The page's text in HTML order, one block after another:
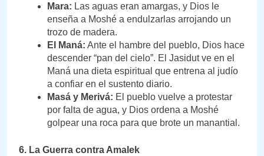
Mara: Las aguas eran amargas, y Dios le
enseña a Moshé a endulzarlas arrojando un
trozo de madera.
El Maná: Ante el hambre del pueblo, Dios hace
descender “pan del cielo”. El Jasidut ve en el
Maná una dieta espiritual que entrena al judío
a confiar en el sustento diario.
Masá y Merivá: El pueblo vuelve a protestar
por falta de agua, y Dios ordena a Moshé
golpear una roca para que brote un manantial.
6. La Guerra contra Amalek